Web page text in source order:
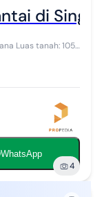
di
105
mandi: 2+1
WhatsApp
4